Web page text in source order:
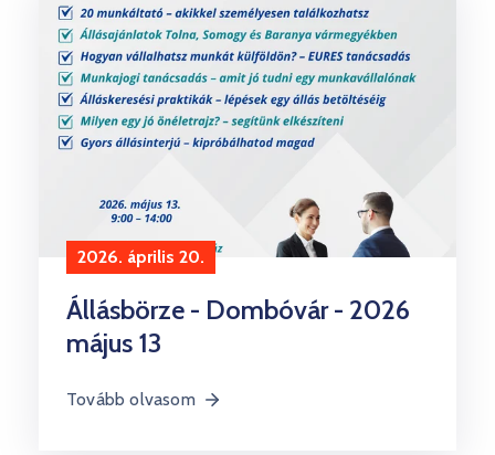
2026. április 20.
Állásbörze - Dombóvár - 2026
május 13
Tovább olvasom